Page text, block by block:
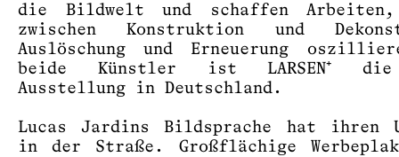
die Bildwelt und schaffen Arbeiten,
zwischen Konstruktion und
Auslöschung und Erneuerung
beide Künstler ist LARSEN⁺
Ausstellung in Deutschland.
Lucas Jardins Bildsprache hat ihren
in der Straße. Großflächige